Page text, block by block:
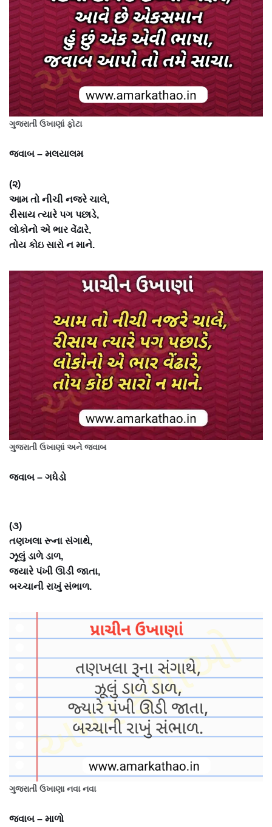
ગુજરાતી ઉખાણાં ફોટા
જવાબ – મલયાલમ
(૨)
આમ તો નીચી નજરે ચાલે,
રીસાય ત્યારે પગ પછાડે,
લોકોનો એ ભાર વેંઢારે,
તોય કોઇ સારો ન માને.
ગુજરાતી ઉખાણાં અને જવાબ
જવાબ – ગધેડો
(૩)
તણખલા રૂના સંગાથે,
ઝૂલું ડાળે ડાળ,
જ્યારે પંખી ઊડી જાતા,
બચ્ચાની રાખું સંભાળ.
ગુજરાતી ઉખાણા નવા નવા
જવાબ – માળો